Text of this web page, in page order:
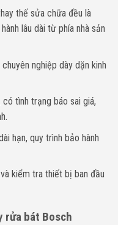
thế sửa chữa đều là
lâu dài từ phía nhà sản
nghiệp dày dặn kinh
tình trạng báo sai giá,
hạn, quy trình bảo hành
kiểm tra thiết bị ban đầu
rửa bát Bosch